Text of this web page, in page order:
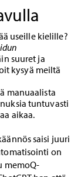
useille kielille?
suuret ja
kysyä meiltä
manuaalista
tuntuvasti
aikaa.
saisi juuri
on
memoQ-